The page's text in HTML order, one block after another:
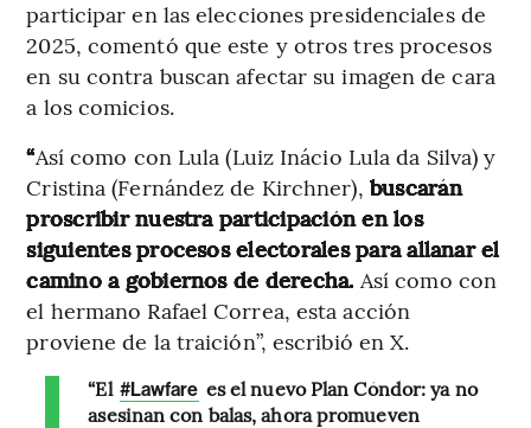
participar en las elecciones presidenciales de
2025, comentó que este y otros tres procesos
en su contra buscan afectar su imagen de cara
a los comicios.
“Así como con Lula (Luiz Inácio Lula da Silva) y
Cristina (Fernández de Kirchner), buscarán
proscribir nuestra participación en los
siguientes procesos electorales para allanar el
camino a gobiernos de derecha. Así como con
el hermano Rafael Correa, esta acción
proviene de la traición”, escribió en X.
“El #Lawfare es el nuevo Plan Cóndor: ya no
asesinan con balas, ahora promueven